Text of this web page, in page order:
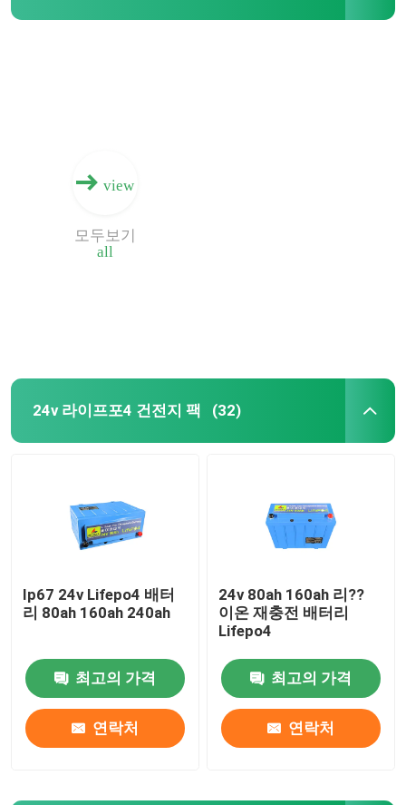
view
all
모두보기
24v 라이프포4 건전지 팩 (32)
Ip67 24v Lifepo4 배터
리 80ah 160ah 240ah
최고의 가격
연락처
24v 80ah 160ah 리??
이온 재충전 배터리
Lifepo4
최고의 가격
연락처